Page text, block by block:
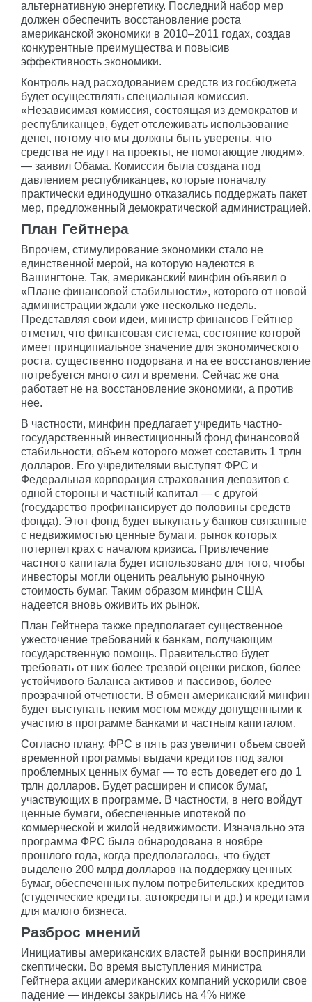
альтернативную энергетику. Последний набор мер
должен обеспечить восстановление роста
американской экономики в 2010–2011 годах, создав
конкурентные преимущества и повысив
эффективность экономики.
Контроль над расходованием средств из госбюджета
будет осуществлять специальная комиссия.
«Независимая комиссия, состоящая из демократов и
республиканцев, будет отслеживать использование
денег, потому что мы должны быть уверены, что
средства не идут на проекты, не помогающие людям»,
— заявил Обама. Комиссия была создана под
давлением республиканцев, которые поначалу
практически единодушно отказались поддержать пакет
мер, предложенный демократической администрацией.
План Гейтнера
Впрочем, стимулирование экономики стало не
единственной мерой, на которую надеются в
Вашингтоне. Так, американский минфин объявил о
«Плане финансовой стабильности», которого от новой
администрации ждали уже несколько недель.
Представляя свои идеи, министр финансов Гейтнер
отметил, что финансовая система, состояние которой
имеет принципиальное значение для экономического
роста, существенно подорвана и на ее восстановление
потребуется много сил и времени. Сейчас же она
работает не на восстановление экономики, а против
нее.
В частности, минфин предлагает учредить частно-
государственный инвестиционный фонд финансовой
стабильности, объем которого может составить 1 трлн
долларов. Его учредителями выступят ФРС и
Федеральная корпорация страхования депозитов с
одной стороны и частный капитал — с другой
(государство профинансирует до половины средств
фонда). Этот фонд будет выкупать у банков связанные
с недвижимостью ценные бумаги, рынок которых
потерпел крах с началом кризиса. Привлечение
частного капитала будет использовано для того, чтобы
инвесторы могли оценить реальную рыночную
стоимость бумаг. Таким образом минфин США
надеется вновь оживить их рынок.
План Гейтнера также предполагает существенное
ужесточение требований к банкам, получающим
государственную помощь. Правительство будет
требовать от них более трезвой оценки рисков, более
устойчивого баланса активов и пассивов, более
прозрачной отчетности. В обмен американский минфин
будет выступать неким мостом между допущенными к
участию в программе банками и частным капиталом.
Согласно плану, ФРС в пять раз увеличит объем своей
временной программы выдачи кредитов под залог
проблемных ценных бумаг — то есть доведет его до 1
трлн долларов. Будет расширен и список бумаг,
участвующих в программе. В частности, в него войдут
ценные бумаги, обеспеченные ипотекой по
коммерческой и жилой недвижимости. Изначально эта
программа ФРС была обнародована в ноябре
прошлого года, когда предполагалось, что будет
выделено 200 млрд долларов на поддержку ценных
бумаг, обеспеченных пулом потребительских кредитов
(студенческие кредиты, автокредиты и др.) и кредитами
для малого бизнеса.
Разброс мнений
Инициативы американских властей рынки восприняли
скептически. Во время выступления министра
Гейтнера акции американских компаний ускорили свое
падение — индексы закрылись на 4% ниже